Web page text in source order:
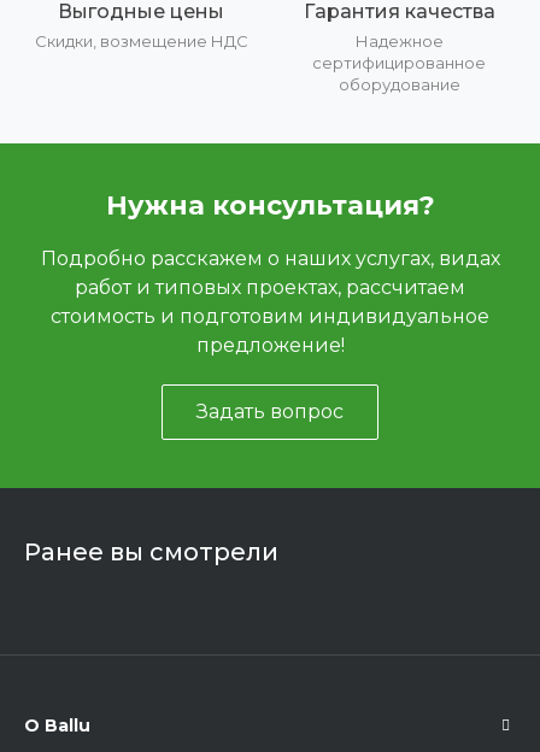
Выгодные цены
Скидки, возмещение НДС
Гарантия качества
Надежное
сертифицированное
оборудование
Нужна консультация?
Подробно расскажем о наших услугах, видах
работ и типовых проектах, рассчитаем
стоимость и подготовим индивидуальное
предложение!
Задать вопрос
Ранее вы смотрели
О Ballu